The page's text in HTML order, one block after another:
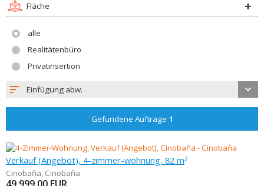
Fläche
alle
Realitätenbüro
Privatinsertion
Einfügung abw.
Gefundene Aufträge 1
Verkauf (Angebot), 4-zimmer-wohnung, 82 m2
Cinobaňa, Cinobaňa